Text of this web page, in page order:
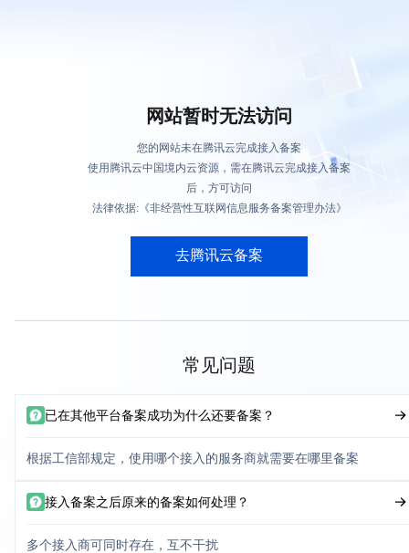
网站暂时无法访问
您的网站未在腾讯云完成接入备案
使用腾讯云中国境内云资源，需在腾讯云完成接入备案
后，方可访问
法律依据:《非经营性互联网信息服务备案管理办法》
去腾讯云备案
常见问题
已在其他平台备案成功为什么还要备案？
根据工信部规定，使用哪个接入的服务商就需要在哪里备案
接入备案之后原来的备案如何处理？
多个接入商可同时存在，互不干扰